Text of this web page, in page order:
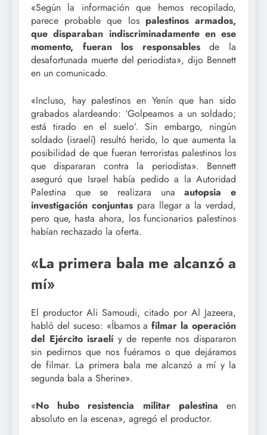
«Según la información que hemos recopilado,
parece probable que los palestinos armados,
que disparaban indiscriminadamente en ese
momento, fueran los responsablesde la
desafortunada muerte del periodista», dijo Bennett
en un comunicado.
«Incluso, hay palestinos en Yenín que han sido
grabados alardeando: ‘Golpeamos a un soldado;
está tirado en el suelo’. Sin embargo, ningún
soldado (israelí) resultó herido, lo que aumenta la
posibilidad de que fueran terroristas palestinos los
que dispararan contra la periodista». Bennett
aseguró que Israel había pedido a la Autoridad
Palestina que se realizara unaautopsia e
investigación conjuntaspara llegar a la verdad,
pero que, hasta ahora, los funcionarios palestinos
habían rechazado la oferta.
«La primera bala me alcanzó a
mí»
El productor Ali Samoudi, citado por Al Jazeera,
habló del suceso: «Íbamos a filmar la operación
del Ejército israelí y de repente nos dispararon
sin pedirnos que nos fuéramos o que dejáramos
de filmar. La primera bala me alcanzó a mí y la
segunda bala a Sherine».
«No hubo resistencia militar palestina en
absoluto en la escena», agregó el productor.